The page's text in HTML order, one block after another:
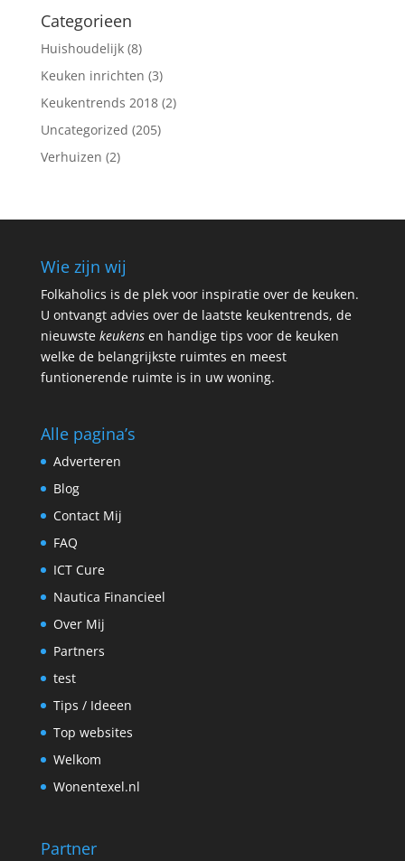
Categorieen
Huishoudelijk(8)
Keuken inrichten (3)
Keukentrends 2018(2)
Uncategorized (205)
Verhuizen (2)
Wie zijn wij
Folkaholics is de plek voor inspiratie over de keuken.
U ontvangt advies over de laatste keukentrends, de
nieuwste keukensen handige tips voor de keuken
welke de belangrijkste ruimtes en meest
funtionerende ruimte is in uw woning.
Alle pagina’s
Adverteren
Blog
Contact Mij
FAQ
ICT Cure
Nautica Financieel
Over Mij
Partners
test
Tips / Ideeen
Top websites
Welkom
Wonentexel.nl
Partner